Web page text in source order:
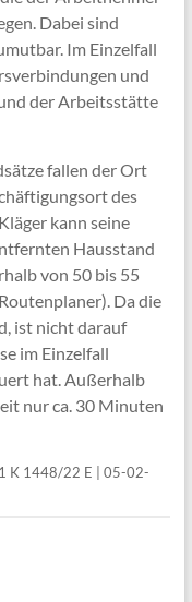
Dabei sind
Im Einzelfall
und
der Arbeitsstätte
fallen der Ort
des
kann seine
Hausstand
von 50 bis 55
Da die
ist nicht darauf
im Einzelfall
hat. Außerhalb
nur ca. 30 Minuten
K 1448/22 E | 05-02-